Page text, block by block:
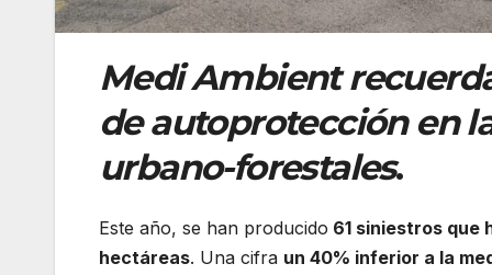
Medi Ambient
de autoprotección en
urbano-forestales.
Este año, se han producido 61 siniestros que
hectáreas. Una cifra un 40% inferior a la